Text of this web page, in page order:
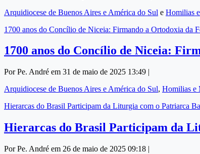
Arquidiocese de Buenos Aires e América do Sul e Homilias
1700 anos do Concílio de Niceia: Firmando a Ortodoxia da
1700 anos do Concílio de Niceia:
Por Pe. André em 31 de maio de 2025 13:49 |
Arquidiocese de Buenos Aires e América do Sul, Homilias e
Hierarcas do Brasil Participam da Liturgia com o Patriarca
Hierarcas do Brasil Participam da
Por Pe. André em 26 de maio de 2025 09:18 |